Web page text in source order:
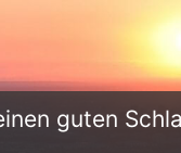
guten